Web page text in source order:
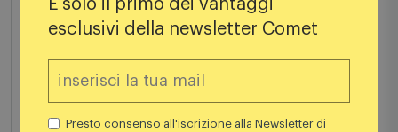
Prodotti simili
Outlet
È solo il primo dei vantaggi
esclusivi della newsletter Comet
Presto consenso all'iscrizione alla Newsletter di